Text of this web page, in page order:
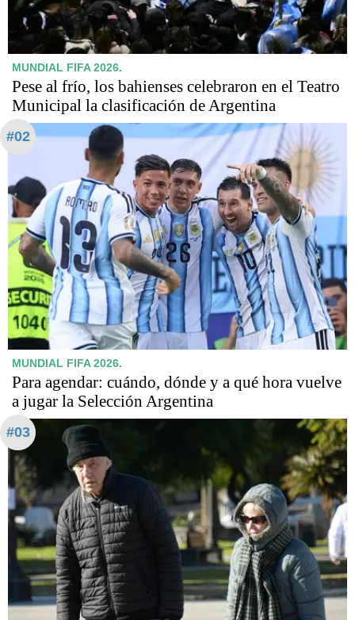
MUNDIAL FIFA 2026.
Pese al frío, los bahienses celebraron en el Teatro
Municipal la clasificación de Argentina
#02
MUNDIAL FIFA 2026.
Para agendar: cuándo, dónde y a qué hora vuelve
a jugar la Selección Argentina
#03